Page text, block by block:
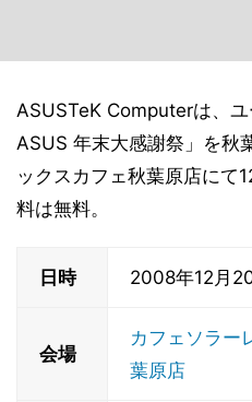
ASUSTeK Computerは、
ASUS 年末大感謝祭」を秋
ックスカフェ秋葉原店にて
料は無料。
日時 2008年12月
会場
カフェソラー
葉原店